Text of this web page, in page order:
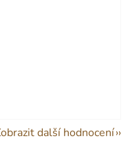
další hodnocení